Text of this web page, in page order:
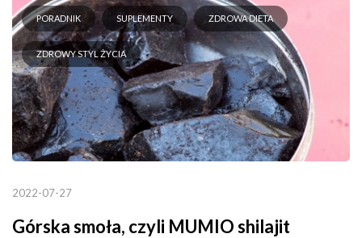
PORADNIK SUPLEMENTY ZDROWA DIETA
ZDROWY STYL ŻYCIA
2022-07-27
Górska smoła, czyli MUMIO shilajit